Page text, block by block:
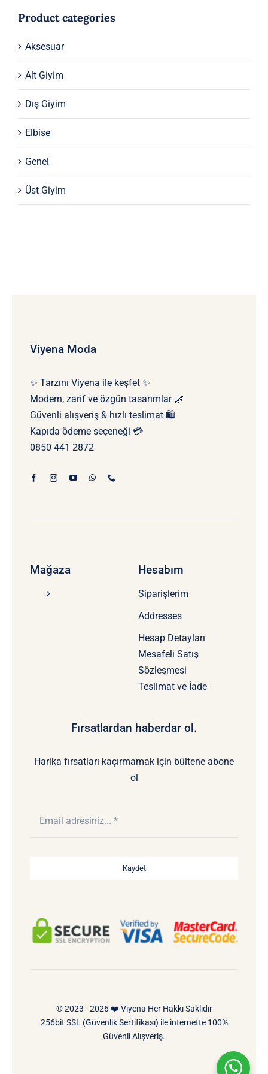
Product categories
Aksesuar
Alt Giyim
Dış Giyim
Elbise
Genel
Üst Giyim
Viyena Moda
✨ Tarzını Viyena ile keşfet ✨
Modern, zarif ve özgün tasarımlar 🌿
Güvenli alışveriş & hızlı teslimat 🛍️
Kapıda ödeme seçeneği 💳
0850 441 2872
Mağaza Hesabım
Siparişlerim
Addresses
Hesap Detayları
Mesafeli Satış
Sözleşmesi
Teslimat ve İade
Fırsatlardan haberdar ol.
Harika fırsatları kaçırmamak için bültene abone
ol
Kaydet
© 2023 - 2026 ❤️ Viyena Her Hakkı Saklıdır
256bit SSL (Güvenlik Sertifikası) ile internette 100%
Güvenli Alışveriş.